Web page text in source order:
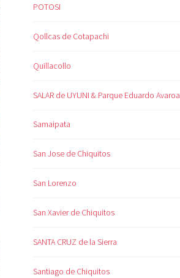
POTOSI
Qollcas de Cotapachi
Quillacollo
SALAR de UYUNI & Parque Eduardo Avaroa
Samaipata
San Jose de Chiquitos
San Lorenzo
San Xavier de Chiquitos
SANTA CRUZ de la Sierra
Santiago de Chiquitos